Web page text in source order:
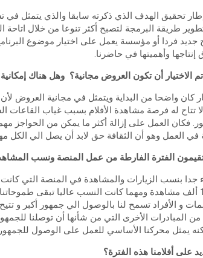
تحقيق الهدف الذي ذكرته سابقا والذي يتمثل
طريقة البرمجة لتصبح أكثر تنوعا من خلال
جديد فردا أو مؤسسة يعمل على اختيار موضوع
إنتاجها وأهميتها في حاضرنا.
تم الاختيار أن تكون العروض مجانية؟ وهل هناك
كان واضحا من البداية ويتمثل في مجانية العروض
تتاح له فرصة مشاهدة الأفلام بسبب غياب القاعات
فكان العمل على إزالة أكثر ما يمكن من الحواجز
في العمل وهو أن الثقافة حق لابد أن يصل الي الكل
الفترة الفارطة من عمل المنصة ونسب
جدا بنسب الزيارات والمشاهدة في المنصة التي
ال100 ألف مشاهدة ومهما كانت النسب عاليا تبقى
و الأفراد تسمح لنا بالوصول الي جمهور أكبر و
من المبادرات الأخرى التي من شأنها أن توصلنا
يمثل محركنا الأساسي للعمل على الوصول للجمهور
على أفلامنا هذه الفترة؟